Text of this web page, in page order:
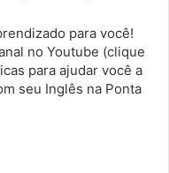
para você!
no Youtube (clique
para ajudar você a
seu Inglês na Ponta